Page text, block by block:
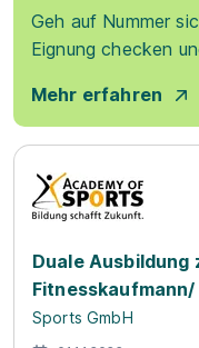
Geh auf Nummer
Eignung checken
Mehr erfahren
Duale Ausbildung
Sports GmbH